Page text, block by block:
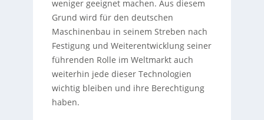
weniger geeignet machen. Aus diesem
Grund wird für den deutschen
Maschinenbau in seinem Streben nach
Festigung und Weiterentwicklung seiner
führenden Rolle im Weltmarkt auch
weiterhin jede dieser Technologien
wichtig bleiben und ihre Berechtigung
haben.